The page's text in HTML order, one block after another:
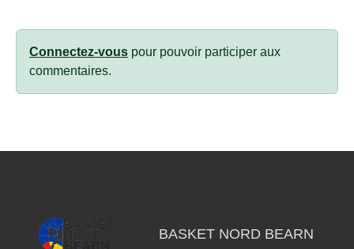
Connectez-vous pour pouvoir participer aux
commentaires.
BASKET NORD BEARN